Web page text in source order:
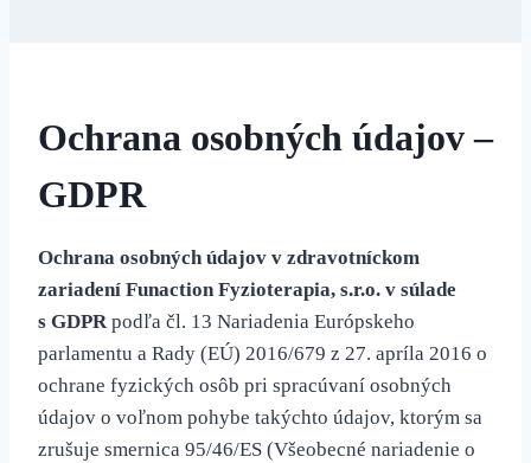
Ochrana osobných údajov –
GDPR
Ochrana osobných údajov v zdravotníckom
zariadení Funaction Fyzioterapia, s.r.o. v súlade
s GDPRpodľa čl. 13 Nariadenia Európskeho
parlamentu a Rady (EÚ) 2016/679 z 27. apríla 2016 o
ochrane fyzických osôb pri spracúvaní osobných
údajov o voľnom pohybe takýchto údajov, ktorým sa
zrušuje smernica 95/46/ES (Všeobecné nariadenie o